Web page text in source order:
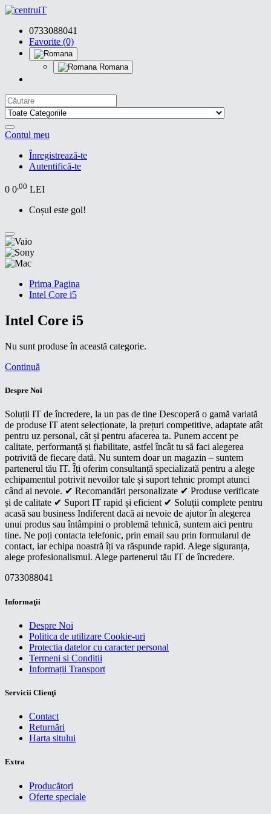
0733088041
Favorite (0)
Romana
Contul meu
Înregistrează-te
Autentifică-te
0 0,00 LEI
Coșul este gol!
Prima Pagina
Intel Core i5
Intel Core i5
Nu sunt produse în această categorie.
Continuă
Despre Noi
Soluții IT de încredere, la un pas de tine Descoperă o gamă variată
de produse IT atent selecționate, la prețuri competitive, adaptate atât
pentru uz personal, cât și pentru afacerea ta. Punem accent pe
calitate, performanță și fiabilitate, astfel încât tu să faci alegerea
potrivită de fiecare dată. Nu suntem doar un magazin – suntem
partenerul tău IT. Îți oferim consultanță specializată pentru a alege
echipamentul potrivit nevoilor tale și suport tehnic prompt atunci
când ai nevoie. ✔ Recomandări personalizate ✔ Produse verificate
și de calitate ✔ Suport IT rapid și eficient ✔ Soluții complete pentru
acasă sau business Indiferent dacă ai nevoie de ajutor în alegerea
unui produs sau întâmpini o problemă tehnică, suntem aici pentru
tine. Ne poți contacta telefonic, prin email sau prin formularul de
contact, iar echipa noastră îți va răspunde rapid. Alege siguranța,
alege profesionalismul. Alege partenerul tău IT de încredere.
0733088041
Informaţii
Despre Noi
Politica de utilizare Cookie-uri
Protectia datelor cu caracter personal
Termeni si Conditii
Informații Transport
Servicii Clienţi
Contact
Returnări
Harta sitului
Extra
Producători
Oferte speciale